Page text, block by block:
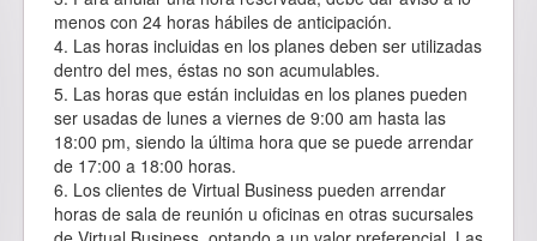
menos con 24 horas hábiles de anticipación.
4. Las horas incluidas en los planes deben ser utilizadas
dentro del mes, éstas no son acumulables.
5. Las horas que están incluidas en los planes pueden
ser usadas de lunes a viernes de 9:00 am hasta las
18:00 pm, siendo la última hora que se puede arrendar
de 17:00 a 18:00 horas.
6. Los clientes de Virtual Business pueden arrendar
horas de sala de reunión u oficinas en otras sucursales